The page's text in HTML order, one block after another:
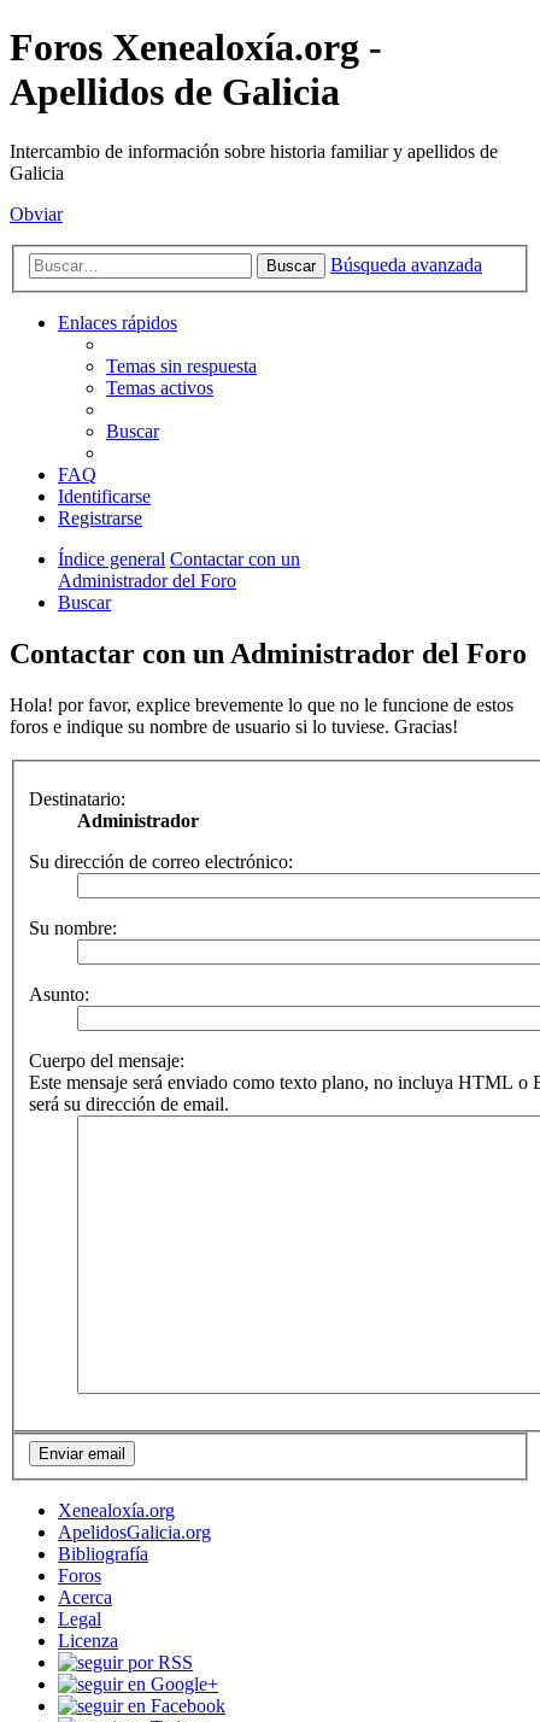
Foros Xenealoxía.org -
Apellidos de Galicia
Intercambio de información sobre historia familiar y apellidos de
Galicia
Obviar
Buscar Búsqueda avanzada
Enlaces rápidos
Temas sin respuesta
Temas activos
Buscar
FAQ
Identificarse
Registrarse
Índice general Contactar con un
Administrador del Foro
Buscar
Contactar con un Administrador del Foro
Hola! por favor, explice brevemente lo que no le funcione de estos
foros e indique su nombre de usuario si lo tuviese. Gracias!
Destinatario:
Administrador
Su dirección de correo electrónico:
Su nombre:
Asunto:
Cuerpo del mensaje:
Este mensaje será enviado como texto plano, no incluya HTML o
será su dirección de email.
Xenealoxía.org
ApelidosGalicia.org
Bibliografía
Foros
Acerca
Legal
Licenza